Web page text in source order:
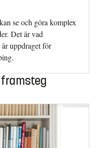
se och göra komplex
Det är vad
uppdraget för